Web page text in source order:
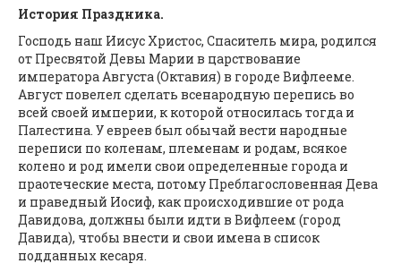
История Праздника.
Господь наш Иисус Христос, Спаситель мира, родился
от Пресвятой Девы Марии в царствование
императора Августа (Октавия) в городе Вифлееме.
Август повелел сделать всенародную перепись во
всей своей империи, к которой относилась тогда и
Палестина. У евреев был обычай вести народные
переписи по коленам, племенам и родам, всякое
колено и род имели свои определенные города и
праотеческие места, потому Преблагословенная Дева
и праведный Иосиф, как происходившие от рода
Давидова, должны были идти в Вифлеем (город
Давида), чтобы внести и свои имена в список
подданных кесаря.